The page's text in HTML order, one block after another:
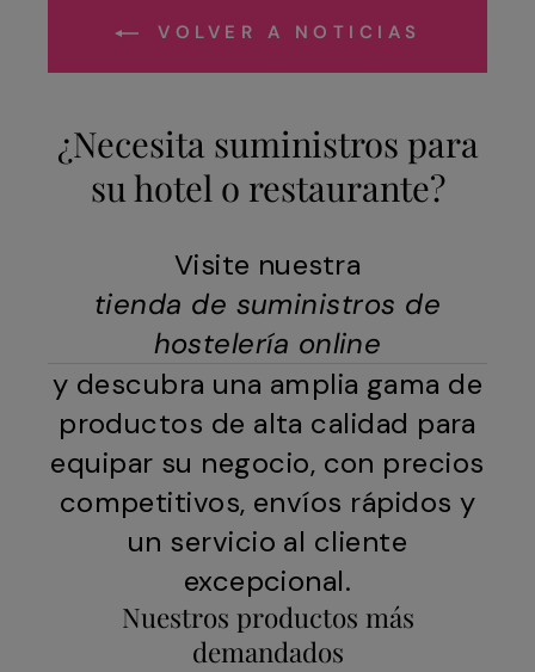
VOLVER A NOTICIAS
¿Necesita suministros para
su hotel o restaurante?
Visite nuestra
tienda de suministros de
hostelería online
y descubra una amplia gama de
productos de alta calidad para
equipar su negocio, con precios
competitivos, envíos rápidos y
un servicio al cliente
excepcional.
Nuestros productos más
demandados